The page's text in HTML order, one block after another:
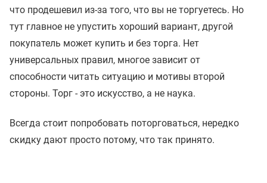
что продешевил из-за того, что вы не торгуетесь. Но
тут главное не упустить хороший вариант, другой
покупатель может купить и без торга. Нет
универсальных правил, многое зависит от
способности читать ситуацию и мотивы второй
стороны. Торг - это искусство, а не наука.
Всегда стоит попробовать поторговаться, нередко
скидку дают просто потому, что так принято.